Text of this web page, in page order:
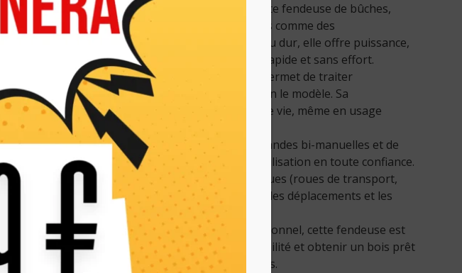
Préparez votre bois en toute simplicité grâce à cette fendeuse de bûches,
conçue pour répondre aux besoins des particuliers comme des
professionnels. Que vous fendiez du bois tendre ou dur, elle offre puissance,
régularité et confort d’utilisation, pour un travail rapide et sans effort.
Dotée d’un système de fendage performant, elle permet de traiter
efficacement des bûches de différentes tailles, selon le modèle. Sa
construction robuste garantit une longue durée de vie, même en usage
intensif.
Pensée pour la sécurité, elle est équipée de commandes bi-manuelles et de
dispositifs de protection intégrés, assurant une utilisation en toute confiance.
Son ergonomie étudiée et ses équipements pratiques (roues de transport,
table de travail, poignée de manœuvre…) facilitent les déplacements et les
manipulations sur tout type de terrain.
Que ce soit pour un usage domestique ou professionnel, cette fendeuse est
l’outil idéal pour gagner du temps, réduire la pénibilité et obtenir un bois prêt
à stocker ou à brûler dans les meilleures conditions.